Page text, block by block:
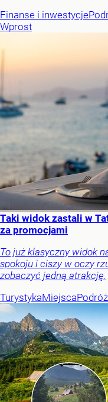
Finanse i inwestycje
Wprost
Taki widok zastali w
za promocjami
To już klasyczny widok
spokoju i ciszy w oczy
zobaczyć jedną atrakcję.
TurystykaMiejsca